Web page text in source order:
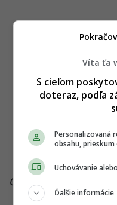
Čítaj viac z kategórie:
Víta ťa
S cieľom
doteraz, podľa
Personalizovaná
obsahu, prieskum
Uchovávanie
Ďalšie informácie